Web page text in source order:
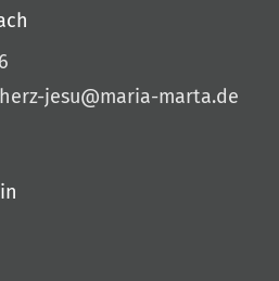
jesu@maria-marta.de